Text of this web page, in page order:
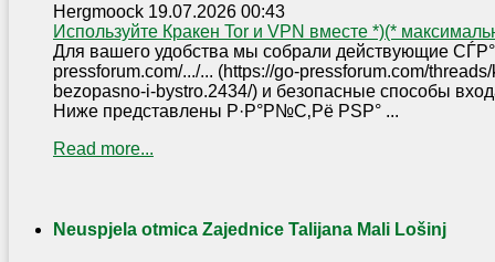
Hergmoock 19.07.2026 00:43
Используйте Кракен Tor и VPN вместе *)(*
Для вашего удобства мы собрали действующие
pressforum.com/.../... (https://go-pressforum.com/
bezopasno-i-bystro.2434/) и безопасные способы
Ниже представлены Р·Р°Р№С‚Рё РЅР° ...
Read more...
Neuspjela otmica Zajednice Talijana Mali Lošinj